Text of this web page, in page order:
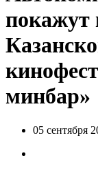
покажут
минбар»
05 сентября